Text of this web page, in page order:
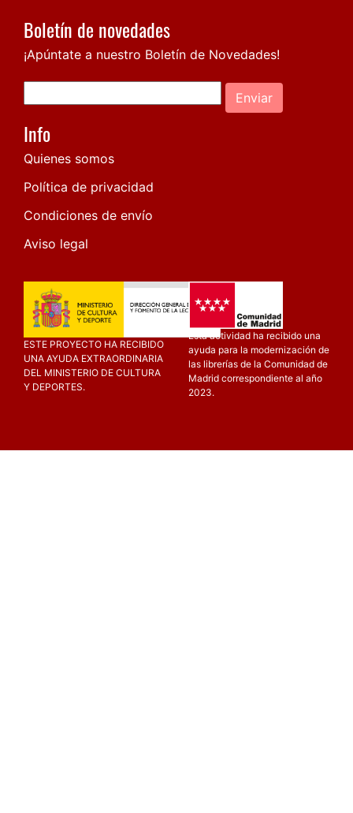
Boletín de novedades
¡Apúntate a nuestro Boletín de Novedades!
Enviar
Info
Quienes somos
Política de privacidad
Condiciones de envío
Aviso legal
ESTE PROYECTO HA RECIBIDO
UNA AYUDA EXTRAORDINARIA
DEL MINISTERIO DE CULTURA
Y DEPORTES.
Esta actividad ha recibido una
ayuda para la modernización de
las librerías de la Comunidad de
Madrid correspondiente al año
2023.